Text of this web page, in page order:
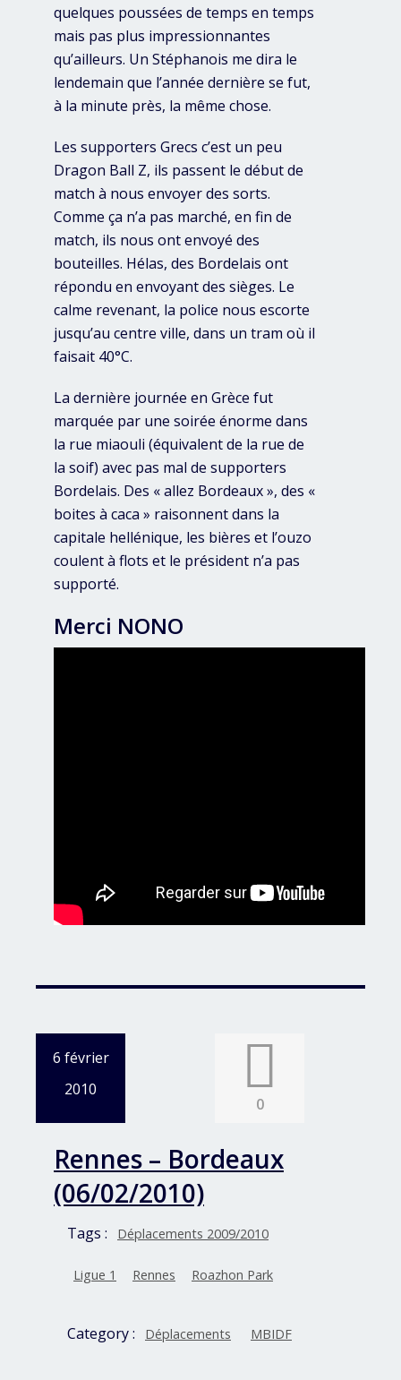
quelques poussées de temps en temps
mais pas plus impressionnantes
qu’ailleurs. Un Stéphanois me dira le
lendemain que l’année dernière se fut,
à la minute près, la même chose.
Les supporters Grecs c’est un peu
Dragon Ball Z, ils passent le début de
match à nous envoyer des sorts.
Comme ça n’a pas marché, en fin de
match, ils nous ont envoyé des
bouteilles. Hélas, des Bordelais ont
répondu en envoyant des sièges. Le
calme revenant, la police nous escorte
jusqu’au centre ville, dans un tram où il
faisait 40°C.
La dernière journée en Grèce fut
marquée par une soirée énorme dans
la rue miaouli (équivalent de la rue de
la soif) avec pas mal de supporters
Bordelais. Des « allez Bordeaux », des «
boites à caca » raisonnent dans la
capitale hellénique, les bières et l’ouzo
coulent à flots et le président n’a pas
supporté.
Merci NONO
6 février
2010
0
Rennes – Bordeaux
(06/02/2010)
Tags : Déplacements 2009/2010
Ligue 1 Rennes Roazhon Park
Category : Déplacements MBIDF